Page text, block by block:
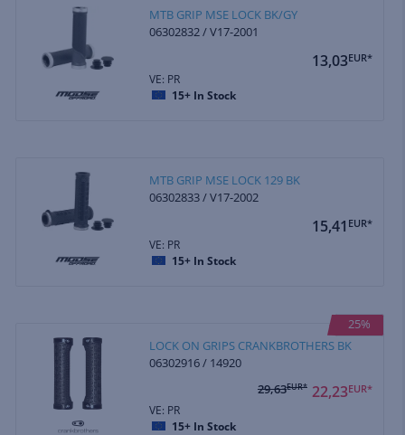
MTB GRIP MSE LOCK BK/GY
06302832 / V17-2001
13,03EUR*
VE: PR
15+ In Stock
MTB GRIP MSE LOCK 129 BK
06302833 / V17-2002
15,41 EUR*
VE: PR
15+ In Stock
25%
LOCK ON GRIPS CRANKBROTHERS BK
06302916 / 14920
22,23EUR*
29,63EUR*
VE: PR
15+ In Stock